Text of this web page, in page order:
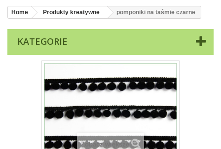
Home Produkty kreatywne pomponiki na taśmie czarne
KATEGORIE
Zobacz większe